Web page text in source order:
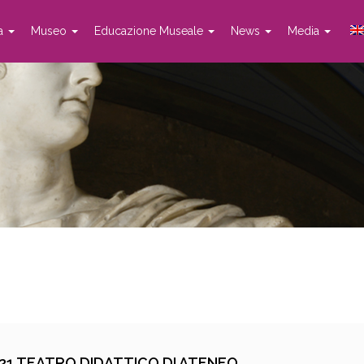
Museo Educazione Museale News Media